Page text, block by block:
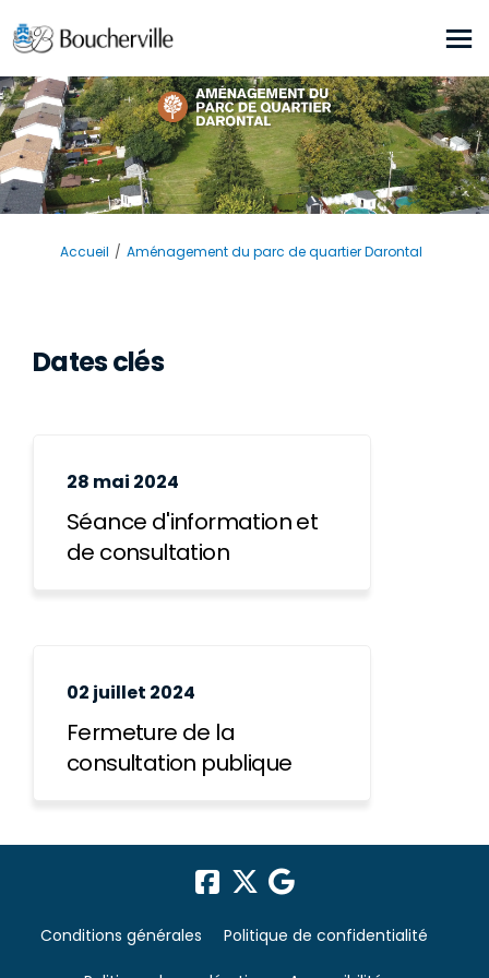
Vous êtes ici:
Accueil Aménagement du parc de quartier Darontal
Dates clés
28 mai 2024
Séance d'information et
de consultation
02 juillet 2024
Fermeture de la
consultation publique
Conditions générales Politique de confidentialité